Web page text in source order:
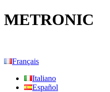
METRONIC
Français
Italiano
Español